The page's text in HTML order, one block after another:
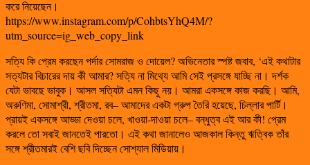
করে নিয়েছেন।
https://www.instagram.com/p/CohbtsYhQ4M/?
utm_source=ig_web_copy_link
সত্যি কি প্রেম করছেন পর্দার সোমরাজ ও দোয়েল? অভিনেতার স্পষ্ট জবাব, ‘এই কথাটার
সত্যটার বিচারের দায় কী আমার? সত্যি না মিথ্যে আমি সেই প্রসঙ্গে যাচ্ছি না। দর্শক
যেটা ভাবছে ভাবুক। আসল সত্যিটা এমন কিছু নয়। আমরা একসঙ্গে কাজ করছি। আমি,
অরুণিমা, সোমাশ্রী, শ্রীতমা, রব– আমাদের একটা গ্রুপ তৈরি হয়েছে, চিল্লার পার্টি।
প্রায়ই একসঙ্গে আড্ডা দেওয়া চলে, খাওয়া-দাওয়া চলে– বন্ধুত্ব এই আর কী! প্রেম
করলে তো সবাই জানতেই পারতো। এই কথা জানালেও আজকাল কিন্তু ঋত্বিক তাঁর
সঙ্গে শ্রীতমারই বেশি ছবি দিচ্ছেন সোশ্যাল মিডিয়ায়।